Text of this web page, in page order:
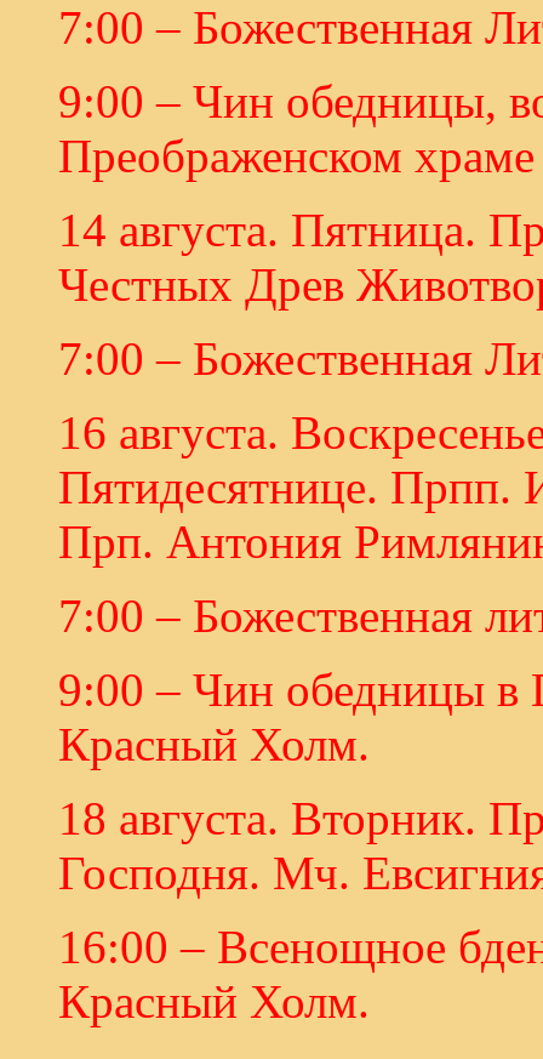
7:00 – Божественная
9:00 – Чин обедницы,
Преображенском
14 августа. Пятница.
Честных Древ
7:00 – Божественная
16 августа.
Пятидесятнице. Прпп.
Прп. Антония
7:00 – Божественная
9:00 – Чин обедницы в
Красный Холм.
18 августа. Вторник.
Господня. Мч.
16:00 – Всенощное
Красный Холм.